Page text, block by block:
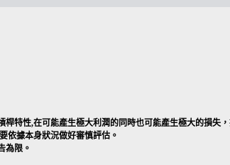
特性,在可能產生極大利潤的同時也可能產生極大的損失
依據本身狀況做好審慎評估。
為限。